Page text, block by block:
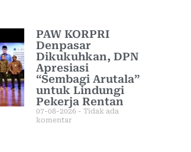
PAW KORPRI
Denpasar
Dikukuhkan, DPN
Apresiasi
“Sembagi Arutala”
untuk Lindungi
Pekerja Rentan
07-08-2026
Tidak ada
komentar